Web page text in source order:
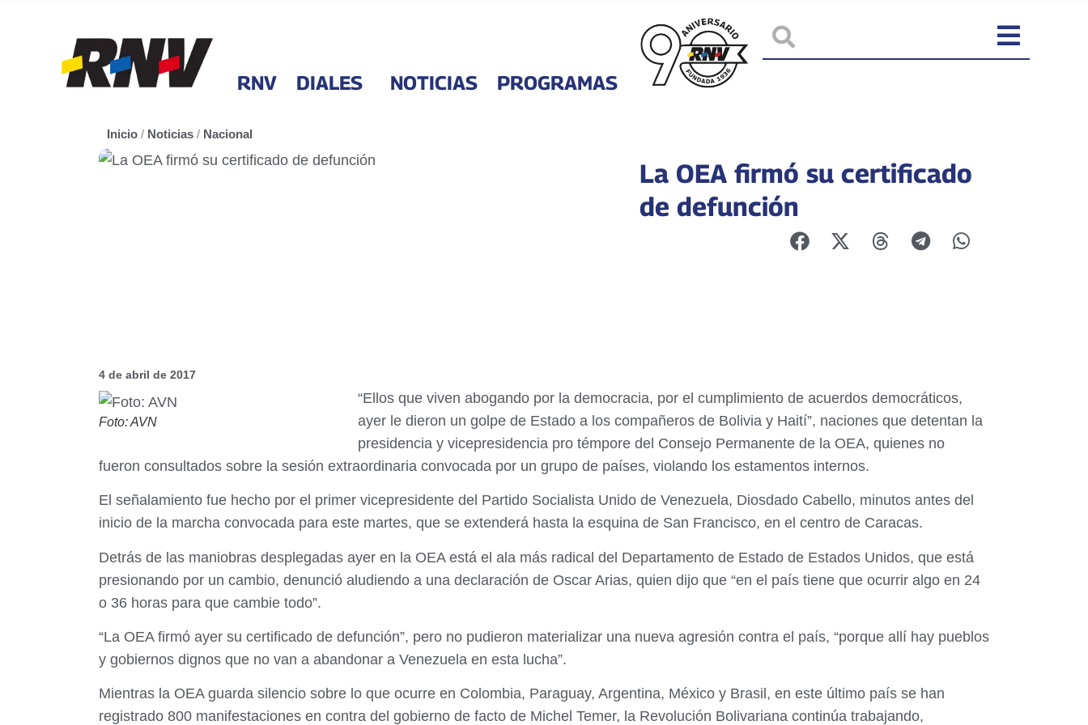
RNV DIALES NOTICIAS PROGRAMAS
Inicio / Noticias / Nacional
La OEA firmó su certificado
de defunción
4 de abril de 2017
Foto: AVN
“Ellos que viven abogando por la democracia, por el cumplimiento de acuerdos democráticos,
ayer le dieron un golpe de Estado a los compañeros de Bolivia y Haití”, naciones que detentan la
presidencia y vicepresidencia pro témpore del Consejo Permanente de la OEA, quienes no
fueron consultados sobre la sesión extraordinaria convocada por un grupo de países, violando los estamentos internos.
El señalamiento fue hecho por el primer vicepresidente del Partido Socialista Unido de Venezuela, Diosdado Cabello, minutos antes del
inicio de la marcha convocada para este martes, que se extenderá hasta la esquina de San Francisco, en el centro de Caracas.
Detrás de las maniobras desplegadas ayer en la OEA está el ala más radical del Departamento de Estado de Estados Unidos, que está
presionando por un cambio, denunció aludiendo a una declaración de Oscar Arias, quien dijo que “en el país tiene que ocurrir algo en 24
o 36 horas para que cambie todo”.
“La OEA firmó ayer su certificado de defunción”, pero no pudieron materializar una nueva agresión contra el país, “porque allí hay pueblos
y gobiernos dignos que no van a abandonar a Venezuela en esta lucha”.
Mientras la OEA guarda silencio sobre lo que ocurre en Colombia, Paraguay, Argentina, México y Brasil, en este último país se han
registrado 800 manifestaciones en contra del gobierno de facto de Michel Temer, la Revolución Bolivariana continúa trabajando,